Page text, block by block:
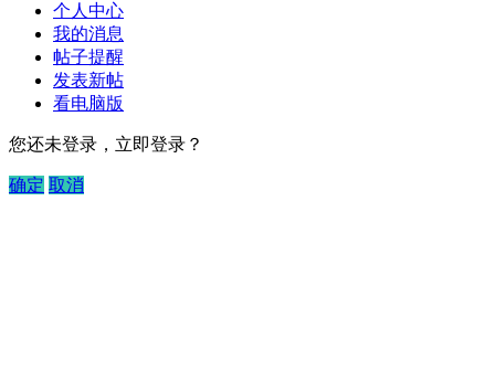
个人中心
我的消息
帖子提醒
发表新帖
看电脑版
您还未登录，立即登录？
确定 取消